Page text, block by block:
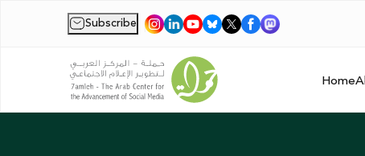
Subscribe |
Home